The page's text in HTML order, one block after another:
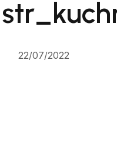
22/07/2022